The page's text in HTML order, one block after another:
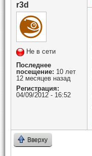
r3d
Не в сети
Последнее
посещение: 10 лет
12 месяцев назад
Регистрация:
04/09/2012 - 16:52
Вверху